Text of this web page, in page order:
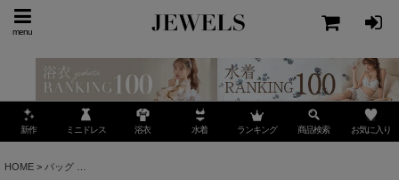
menu
新作 ミニドレス 浴衣 水着 ランキング 商品検索 お気に入り
HOME > バッグ